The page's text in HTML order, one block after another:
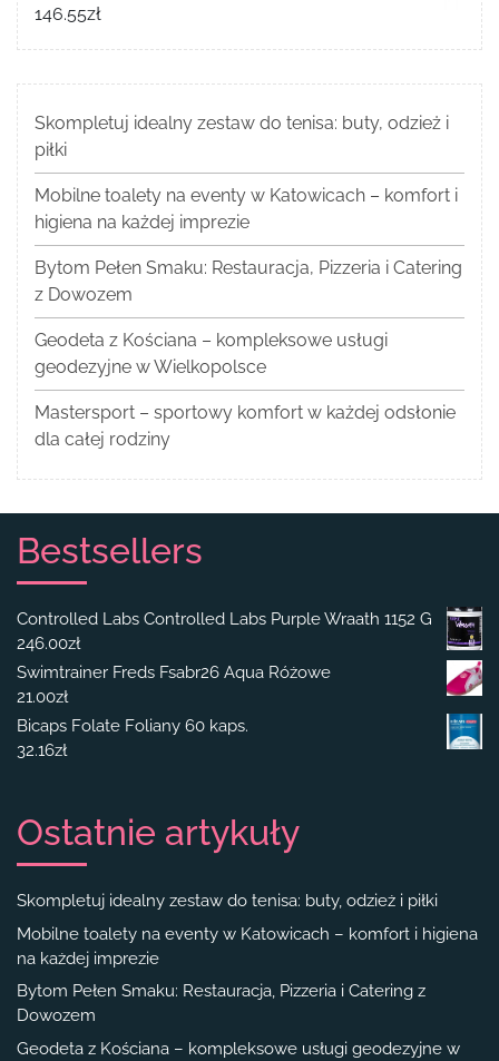
146.55zł
Skompletuj idealny zestaw do tenisa: buty, odzież i
piłki
Mobilne toalety na eventy w Katowicach – komfort i
higiena na każdej imprezie
Bytom Pełen Smaku: Restauracja, Pizzeria i Catering
z Dowozem
Geodeta z Kościana – kompleksowe usługi
geodezyjne w Wielkopolsce
Mastersport – sportowy komfort w każdej odsłonie
dla całej rodziny
Bestsellers
Controlled Labs Controlled Labs Purple Wraath 1152 G
246.00zł
Swimtrainer Freds Fsabr26 Aqua Różowe
21.00zł
Bicaps Folate Foliany 60 kaps.
32.16zł
Ostatnie artykuły
Skompletuj idealny zestaw do tenisa: buty, odzież i piłki
Mobilne toalety na eventy w Katowicach – komfort i higiena
na każdej imprezie
Bytom Pełen Smaku: Restauracja, Pizzeria i Catering z
Dowozem
Geodeta z Kościana – kompleksowe usługi geodezyjne w